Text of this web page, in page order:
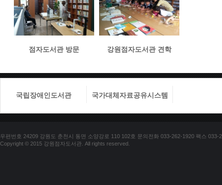
점자도서관 방문 강원점자도서관 견학
국립장애인도서관 국가대체자료공유시스템
우편번호 24209 강원도 춘천시 동면 소양강로 110 102호 문의전화 033-262-1920 팩스 033-
Copyright © 2015 강원점자도서관. All rights reserved.